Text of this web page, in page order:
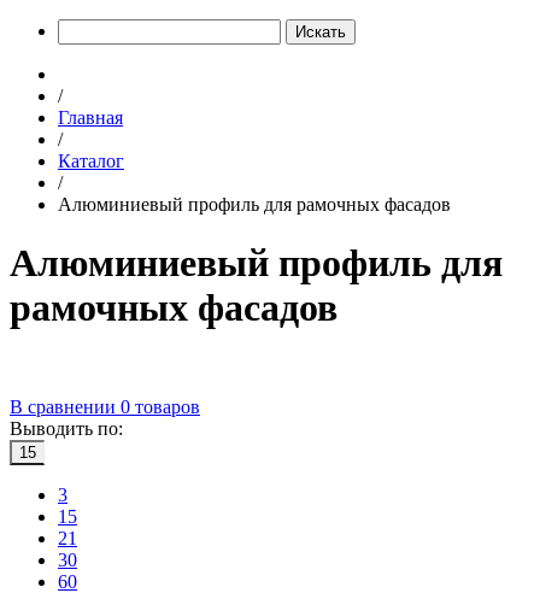
Искать
/
Главная
/
Каталог
/
Алюминиевый профиль для рамочных фасадов
Алюминиевый профиль для
рамочных фасадов
В сравнении 0 товаров
Выводить по:
15
3
15
21
30
60